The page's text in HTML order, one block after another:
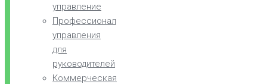
управление
Профессионал
управления
для
руководителей
Коммерческая